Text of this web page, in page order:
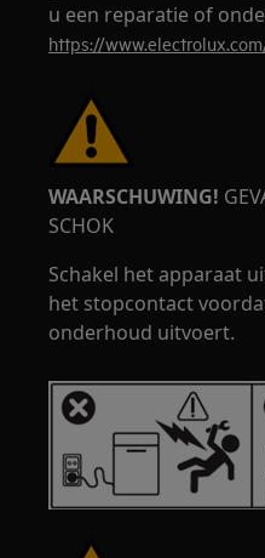
u een reparatie of
https://
WAARSCHUWING!
SCHOK
Schakel het apparaat
het stopcontact
onderhoud uitvoert.